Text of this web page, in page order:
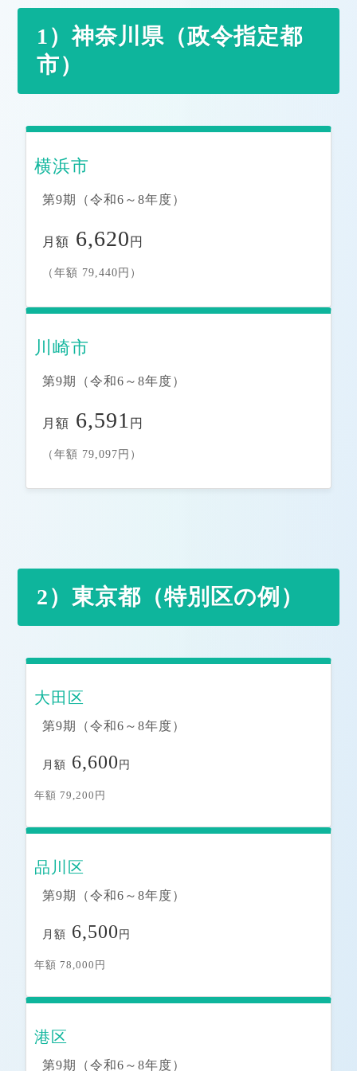
1）神奈川県（政令指定都
市）
横浜市
第9期（令和6～8年度）
月額 6,620 円
（年額 79,440円）
川崎市
第9期（令和6～8年度）
月額 6,591 円
（年額 79,097円）
2）東京都（特別区の例）
大田区
第9期（令和6～8年度）
月額 6,600 円
年額 79,200円
品川区
第9期（令和6～8年度）
月額 6,500 円
年額 78,000円
港区
第9期（令和6～8年度）